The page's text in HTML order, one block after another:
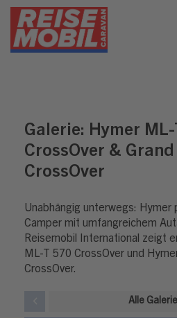
Galerie: Hymer
CrossOver & Grand
CrossOver
Unabhängig unterwegs: Hymer
Camper mit umfangreichem
Reisemobil International zeigt
ML-T 570 CrossOver und
CrossOver.
Alle